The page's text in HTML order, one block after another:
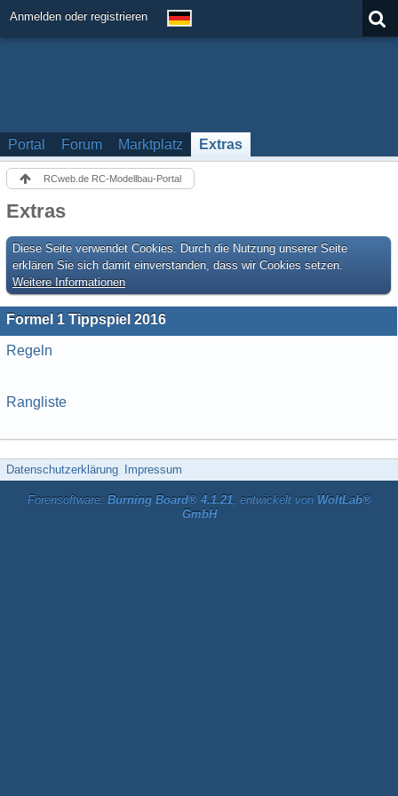
Anmelden oder registrieren
Portal Forum Marktplatz Extras
RCweb.de RC-Modellbau-Portal
Extras
Diese Seite verwendet Cookies. Durch die Nutzung unserer Seite
erklären Sie sich damit einverstanden, dass wir Cookies setzen.
Weitere Informationen
Formel 1 Tippspiel 2016
Regeln
Rangliste
Datenschutzerklärung Impressum
Forensoftware: Burning Board® 4.1.21, entwickelt von WoltLab®
GmbH